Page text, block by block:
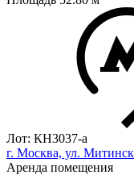
Лот: КН3037-a
г. Москва, ул.
Аренда помещения